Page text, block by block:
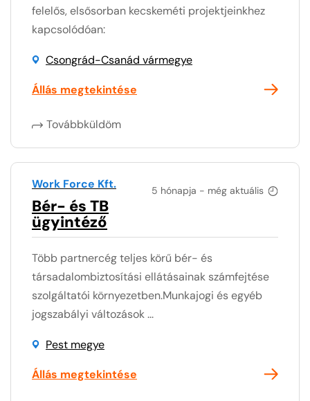
felelős, elsősorban kecskeméti projektjeinkhez
kapcsolódóan:
Csongrád-Csanád vármegye
Állás megtekintése
Továbbküldöm
5 hónapja - még aktuális
Work Force Kft.
Bér- és TB
ügyintéző
Több partnercég teljes körű bér- és
társadalombiztosítási ellátásainak számfejtése
szolgáltatói környezetben.Munkajogi és egyéb
jogszabályi változások ...
Pest megye
Állás megtekintése